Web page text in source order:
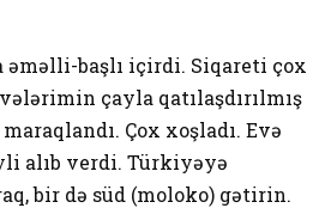
əməlli-başlı içirdi. Siqareti çox
çayla qatılaşdırılmış
Çox xoşladı. Evə
alıb verdi. Türkiyəyə
bir də süd (moloko) gətirin.